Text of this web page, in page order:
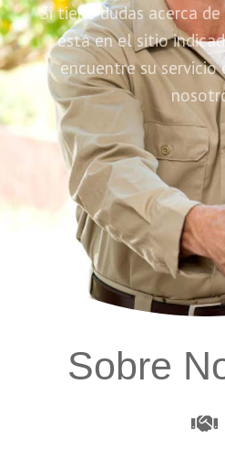
Si tiene dudas acerca de
está en el sitio
encuentre su servicio
Sobre